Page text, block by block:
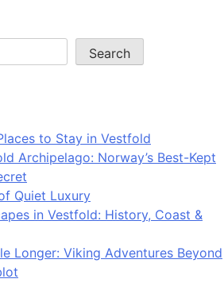
Search
to Stay in Vestfold
Archipelago: Norway’s Best-Kept
Quiet Luxury
in Vestfold: History, Coast &
Longer: Viking Adventures Beyond